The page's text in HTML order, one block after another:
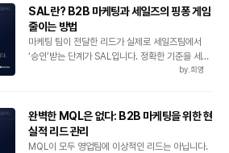
SAL란? B2B 마케팅과 세일즈의 핑퐁 게임
줄이는 방법
마케팅 팀이 전달한 리드가 실제로 세일즈팀에서
‘승인’받는 단계가 SAL입니다. 정확한 기준을 세우
by. 희영
완벽한 MQL은 없다: B2B 마케팅을 위한 현
실적 리드 관리
MQL이 모두 영업팀에 이상적인 리드는 아닙니다.